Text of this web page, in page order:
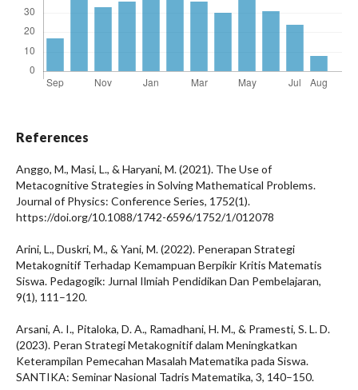
References
Anggo, M., Masi, L., & Haryani, M. (2021). The Use of
Metacognitive Strategies in Solving Mathematical Problems.
Journal of Physics: Conference Series, 1752(1).
https://doi.org/10.1088/1742-6596/1752/1/012078
Arini, L., Duskri, M., & Yani, M. (2022). Penerapan Strategi
Metakognitif Terhadap Kemampuan Berpikir Kritis Matematis
Siswa. Pedagogik: Jurnal Ilmiah Pendidikan Dan Pembelajaran,
9(1), 111–120.
Arsani, A. I., Pitaloka, D. A., Ramadhani, H. M., & Pramesti, S. L. D.
(2023). Peran Strategi Metakognitif dalam Meningkatkan
Keterampilan Pemecahan Masalah Matematika pada Siswa.
SANTIKA: Seminar Nasional Tadris Matematika, 3, 140–150.